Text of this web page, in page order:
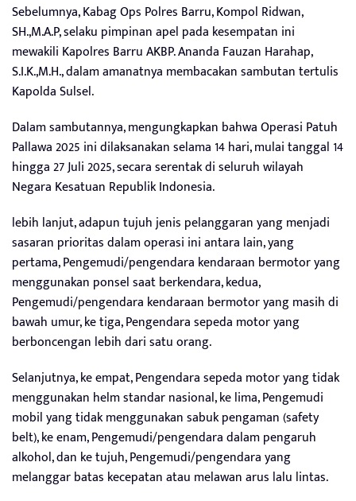
Sebelumnya, Kabag Ops Polres Barru, Kompol Ridwan,
SH.,M.A.P, selaku pimpinan apel pada kesempatan ini
mewakili Kapolres Barru AKBP. Ananda Fauzan Harahap,
S.I.K.,M.H., dalam amanatnya membacakan sambutan tertulis
Kapolda Sulsel.
Dalam sambutannya, mengungkapkan bahwa Operasi Patuh
Pallawa 2025 ini dilaksanakan selama 14 hari, mulai tanggal 14
hingga 27 Juli 2025, secara serentak di seluruh wilayah
Negara Kesatuan Republik Indonesia.
lebih lanjut, adapun tujuh jenis pelanggaran yang menjadi
sasaran prioritas dalam operasi ini antara lain, yang
pertama, Pengemudi/pengendara kendaraan bermotor yang
menggunakan ponsel saat berkendara, kedua,
Pengemudi/pengendara kendaraan bermotor yang masih di
bawah umur, ke tiga, Pengendara sepeda motor yang
berboncengan lebih dari satu orang.
Selanjutnya, ke empat, Pengendara sepeda motor yang tidak
menggunakan helm standar nasional, ke lima, Pengemudi
mobil yang tidak menggunakan sabuk pengaman (safety
belt), ke enam, Pengemudi/pengendara dalam pengaruh
alkohol, dan ke tujuh, Pengemudi/pengendara yang
melanggar batas kecepatan atau melawan arus lalu lintas.